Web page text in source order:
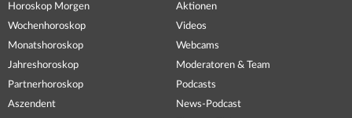
Horoskop Morgen
Wochenhoroskop
Monatshoroskop
Jahreshoroskop
Partnerhoroskop
Aszendent
Aktionen
Videos
Webcams
Moderatoren & Team
Podcasts
News-Podcast